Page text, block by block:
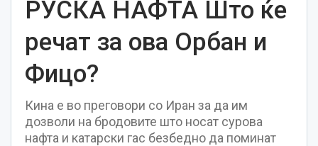
РУСКА НАФТА Што ќе
речат за ова Орбан и
Фицо?
Кина е во преговори со Иран за да им
дозволи на бродовите што носат сурова
нафта и катарски гас безбедно да поминат